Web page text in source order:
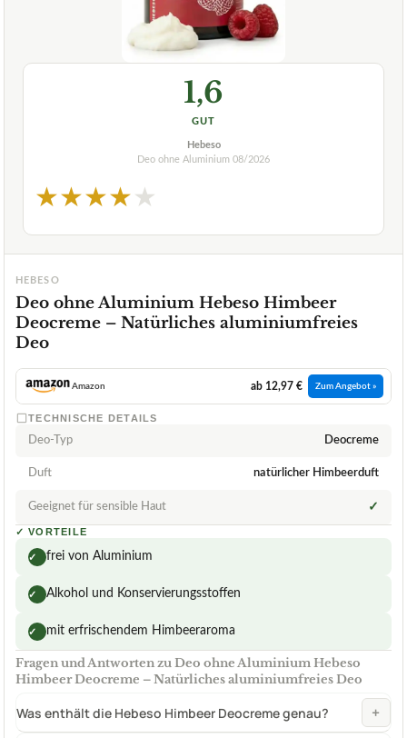
1,6
GUT
Hebeso
Deo ohne Aluminium 08/2026
★★★★★
HEBESO
Deo ohne Aluminium Hebeso Himbeer
Deocreme – Natürliches aluminiumfreies
Deo
Amazon ab 12,97 € Zum Angebot »
TECHNISCHE DETAILS
Deo-Typ Deocreme
Duft natürlicher Himbeerduft
Geeignet für sensible Haut ✓
✓ VORTEILE
✓ frei von Aluminium
✓ Alkohol und Konservierungsstoffen
✓ mit erfrischendem Himbeeraroma
Fragen und Antworten zu Deo ohne Aluminium Hebeso
Himbeer Deocreme – Natürliches aluminiumfreies Deo
Was enthält die Hebeso Himbeer Deocreme genau? +